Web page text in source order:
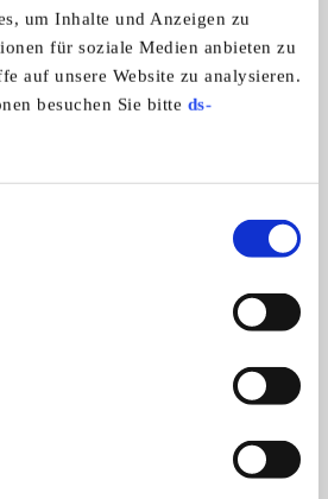
um Inhalte und Anzeigen zu
für soziale Medien anbieten zu
auf unsere Website zu analysieren.
besuchen Sie bitte ds-
übernehmen
Unternehmen? Übernehmen Sie